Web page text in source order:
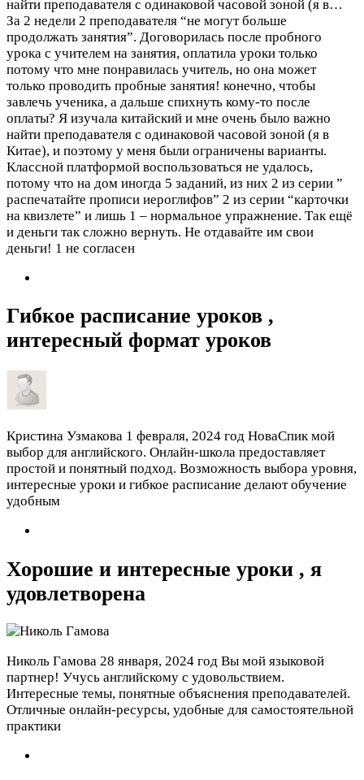
найти преподавателя с одинаковой часовой зоной (я в…
За 2 недели 2 преподавателя “не могут больше
продолжать занятия”. Договорилась после пробного
урока с учителем на занятия, оплатила уроки только
потому что мне понравилась учитель, но она может
только проводить пробные занятия! конечно, чтобы
завлечь ученика, а дальше спихнуть кому-то после
оплаты? Я изучала китайский и мне очень было важно
найти преподавателя с одинаковой часовой зоной (я в
Китае), и поэтому у меня были ограничены варианты.
Классной платформой воспользоваться не удалось,
потому что на дом иногда 5 заданий, из них 2 из серии ”
распечатайте прописи иероглифов” 2 из серии “карточки
на квизлете” и лишь 1 – нормальное упражнение. Так ещё
и деньги так сложно вернуть. Не отдавайте им свои
деньги! 1 не согласен
Гибкое расписание уроков ,
интересный формат уроков
Кристина Узмакова 1 февраля, 2024 год НоваСпик мой
выбор для английского. Онлайн-школа предоставляет
простой и понятный подход. Возможность выбора уровня,
интересные уроки и гибкое расписание делают обучение
удобным
Хорошие и интересные уроки , я
удовлетворена
Николь Гамова 28 января, 2024 год Вы мой языковой
партнер! Учусь английскому с удовольствием.
Интересные темы, понятные объяснения преподавателей.
Отличные онлайн-ресурсы, удобные для самостоятельной
практики